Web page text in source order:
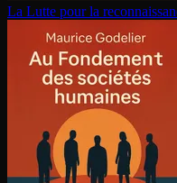
La Lutte pour la